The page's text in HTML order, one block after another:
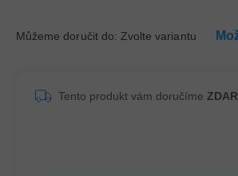
Můžeme doručit do: Zvolte variantu
Tento produkt vám doručíme